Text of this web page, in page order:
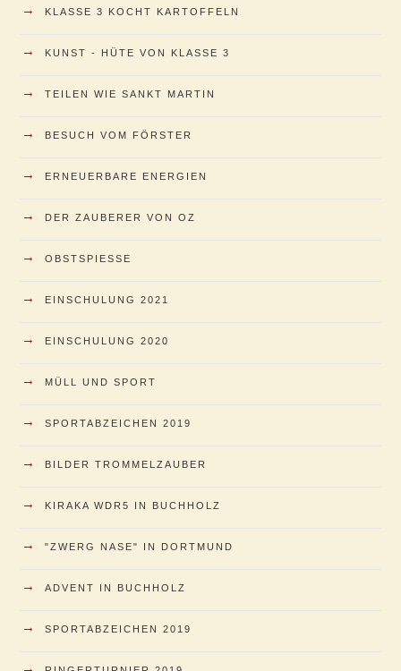
→ KLASSE 3 KOCHT KARTOFFELN
→ KUNST - HÜTE VON KLASSE 3
→ TEILEN WIE SANKT MARTIN
→ BESUCH VOM FÖRSTER
→ ERNEUERBARE ENERGIEN
→ DER ZAUBERER VON OZ
→ OBSTSPIESSE
→ EINSCHULUNG 2021
→ EINSCHULUNG 2020
→ MÜLL UND SPORT
→ SPORTABZEICHEN 2019
→ BILDER TROMMELZAUBER
→ KIRAKA WDR5 IN BUCHHOLZ
→ "ZWERG NASE" IN DORTMUND
→ ADVENT IN BUCHHOLZ
→ SPORTABZEICHEN 2019
→